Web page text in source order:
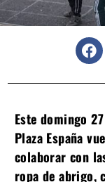
Este domingo
Plaza España
colaborar con
ropa de abrigo,